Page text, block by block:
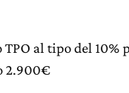
TPO al tipo del 10%
2.900€